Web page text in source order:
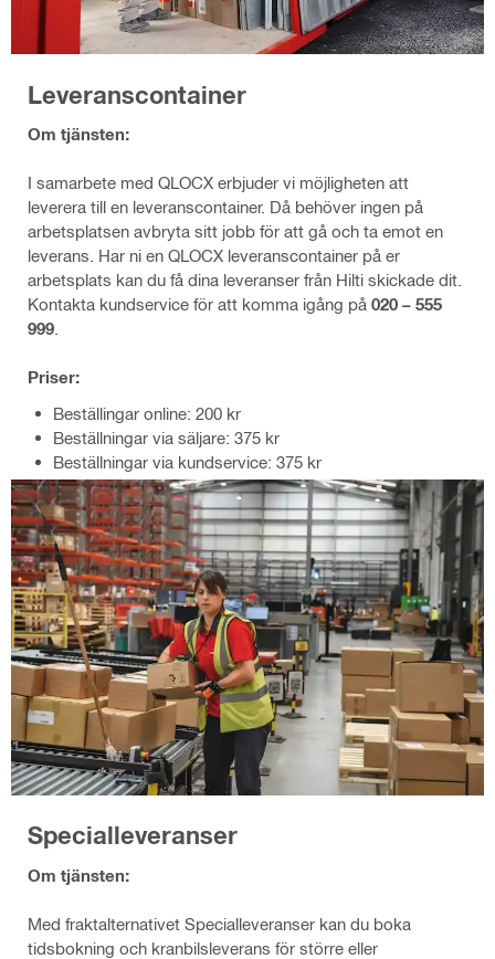
Leveranscontainer
Om tjänsten:
I samarbete med QLOCX erbjuder vi möjligheten att
leverera till en leveranscontainer. Då behöver ingen på
arbetsplatsen avbryta sitt jobb för att gå och ta emot en
leverans. Har ni en QLOCX leveranscontainer på er
arbetsplats kan du få dina leveranser från Hilti skickade dit.
Kontakta kundservice för att komma igång på 020 – 555
999
Priser:
Beställingar online: 200 kr
Beställningar via säljare: 375 kr
Beställningar via kundservice: 375 kr
Specialleveranser
Om tjänsten:
Med fraktalternativet Specialleveranser kan du boka
tidsbokning och kranbilsleverans för större eller